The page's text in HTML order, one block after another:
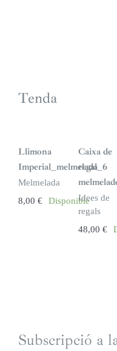
Tenda
Llimona
Imperial_melmelada
Melmelada
8,00 € Disponible
Caixa de
regal_6
Idees de
regals
48,00€
Subscripció a